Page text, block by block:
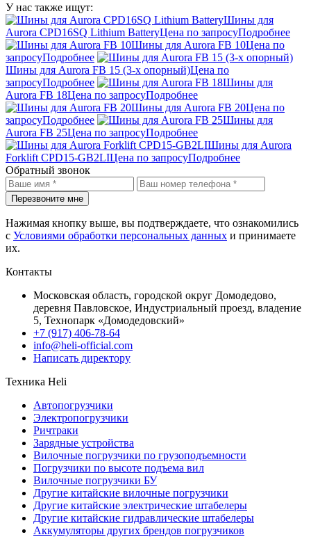
У нас также ищут:
Шины для
Aurora CPD16SQ Lithium BatteryЦена по запросуПодробнее
Шины для Aurora FB 10Цена по
запросуПодробнее
Шины для Aurora FB 15 (3-х опорный)Цена по
запросуПодробнее
Шины для
Aurora FB 18Цена по запросуПодробнее
Шины для Aurora FB 20Цена по
запросуПодробнее
Шины для
Aurora FB 25Цена по запросуПодробнее
Шины для Aurora
Forklift CPD15-GB2LIЦена по запросуПодробнее
Обратный звонок
Перезвоните мне
Нажимая кнопку выше, вы подтверждаете, что ознакомились
с Условиями обработки персональных данных и принимаете
их.
Контакты
Московская область, городской округ Домодедово,
деревня Павловское, Индустриальный проезд, владение
5, Технопарк «Домодедовский»
+7 (917) 406-78-64
info@heli-official.com
Написать директору
Техника Heli
Автопогрузчики
Электропогрузчики
Ричтраки
Зарядные устройства
Вилочные погрузчики по грузоподъемности
Погрузчики по высоте подъема вил
Вилочные погрузчики БУ
Другие китайские вилочные погрузчики
Другие китайские электрические штабелеры
Другие китайские гидравлические штабелеры
Аккумуляторы других брендов погрузчиков